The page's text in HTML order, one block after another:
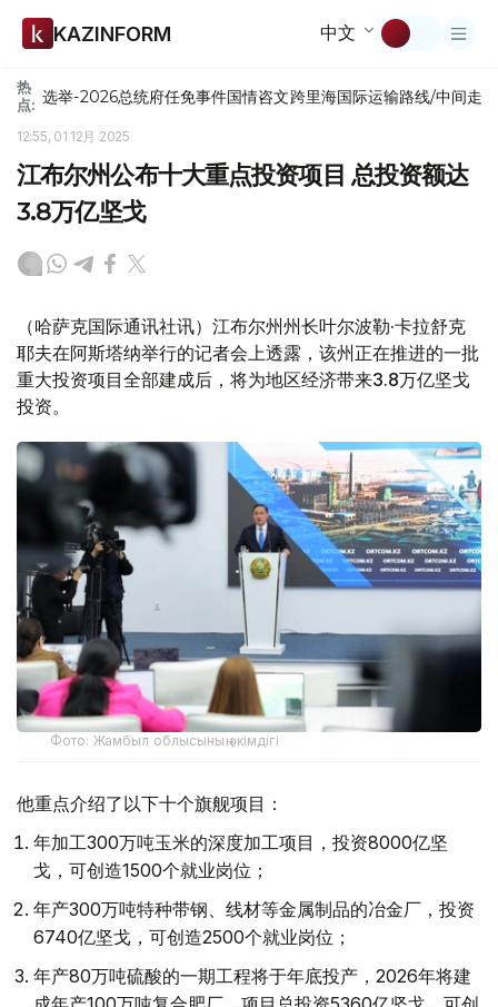
KAZINFORM 中文
热
点: 选举-2026总统府任免事件国情咨文跨里海国际运输路线/中间走廊
12:55, 01 12月 2025
江布尔州公布十大重点投资项目 总投资额达
3.8万亿坚戈
（哈萨克国际通讯社讯）江布尔州州长叶尔波勒·卡拉舒克
耶夫在阿斯塔纳举行的记者会上透露，该州正在推进的一批
重大投资项目全部建成后，将为地区经济带来3.8万亿坚戈
投资。
Фото: Жамбыл облысының әкімдігі
他重点介绍了以下十个旗舰项目：
年加工300万吨玉米的深度加工项目，投资8000亿坚
戈，可创造1500个就业岗位；
年产300万吨特种带钢、线材等金属制品的冶金厂，投资
6740亿坚戈，可创造2500个就业岗位；
年产80万吨硫酸的一期工程将于年底投产，2026年将建